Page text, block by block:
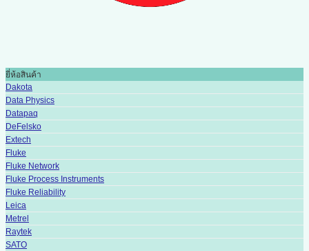
ยี่ห้อสินค้า
Dakota
Data Physics
Datapaq
DeFelsko
Extech
Fluke
Fluke Network
Fluke Process Instruments
Fluke Reliability
Leica
Metrel
Raytek
SATO